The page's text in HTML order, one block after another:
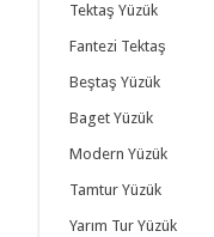
Tektaş Yüzük
Fantezi Tektaş
Beştaş Yüzük
Baget Yüzük
Modern Yüzük
Tamtur Yüzük
Yarım Tur Yüzük